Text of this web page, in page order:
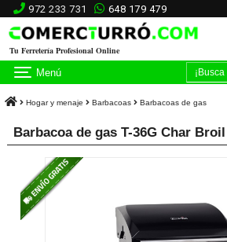
972 233 731 648 179 479
Tu Ferretería Profesional Online
Menú
Hogar y menaje Barbacoas Barbacoas de gas
Barbacoa de gas T-36G Char Broil